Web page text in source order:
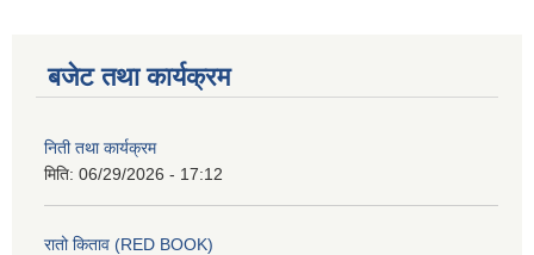
बजेट तथा कार्यक्रम
निती तथा कार्यक्रम
मिति: 06/29/2026 - 17:12
रातो किताव (RED BOOK)